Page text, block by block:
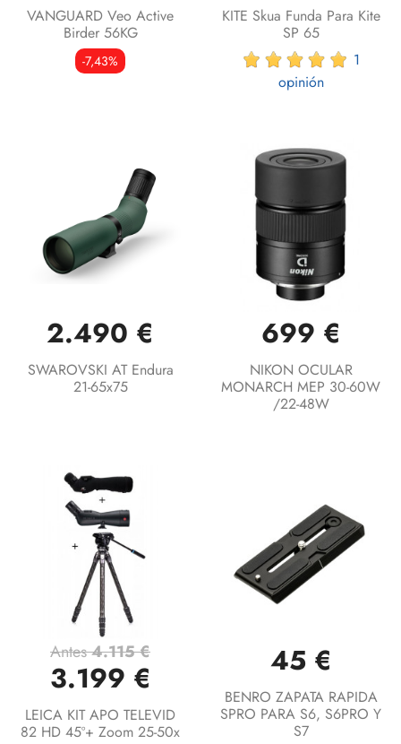
VANGUARD Veo Active
Birder 56KG
-7,43%
KITE Skua Funda Para Kite
SP 65
1
opinión
2.490 €
SWAROVSKI AT Endura
21-65x75
699 €
NIKON OCULAR
MONARCH MEP 30-60W
/22-48W
Antes4.115 €
3.199 €
LEICA KIT APO TELEVID
82 HD 45º+ Zoom 25-50x
45 €
BENRO ZAPATA RAPIDA
SPRO PARA S6, S6PRO Y
S7